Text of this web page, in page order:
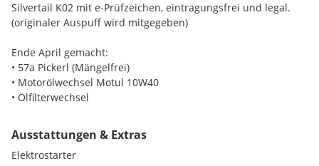
Silvertail K02 mit e-Prüfzeichen, eintragungsfrei und legal.
(originaler Auspuff wird mitgegeben)
Ende April gemacht:
• 57a Pickerl (Mängelfrei)
• Motorölwechsel Motul 10W40
• Ölfilterwechsel
• Kardanölwechsel Castrol 80w90
• Bremsflüssigkeiten neu
• Alle 4 Zündkerzen von NGK
Ausstattungen & Extras
Elektrostarter